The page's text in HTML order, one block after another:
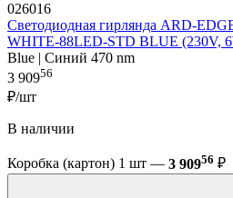
026016
Светодиодная гирлянда ARD-
WHITE-88LED-STD BLUE (230V,
Blue | Синий 470 nm
3 90956
₽/шт
В наличии
Коробка (картон) 1 шт — 3 90956 ₽